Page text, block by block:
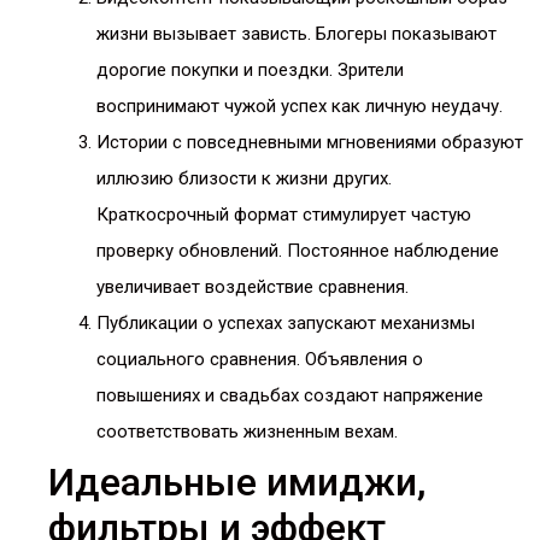
жизни вызывает зависть. Блогеры показывают
дорогие покупки и поездки. Зрители
воспринимают чужой успех как личную неудачу.
Истории с повседневными мгновениями образуют
иллюзию близости к жизни других.
Краткосрочный формат стимулирует частую
проверку обновлений. Постоянное наблюдение
увеличивает воздействие сравнения.
Публикации о успехах запускают механизмы
социального сравнения. Объявления о
повышениях и свадьбах создают напряжение
соответствовать жизненным вехам.
Идеальные имиджи,
фильтры и эффект